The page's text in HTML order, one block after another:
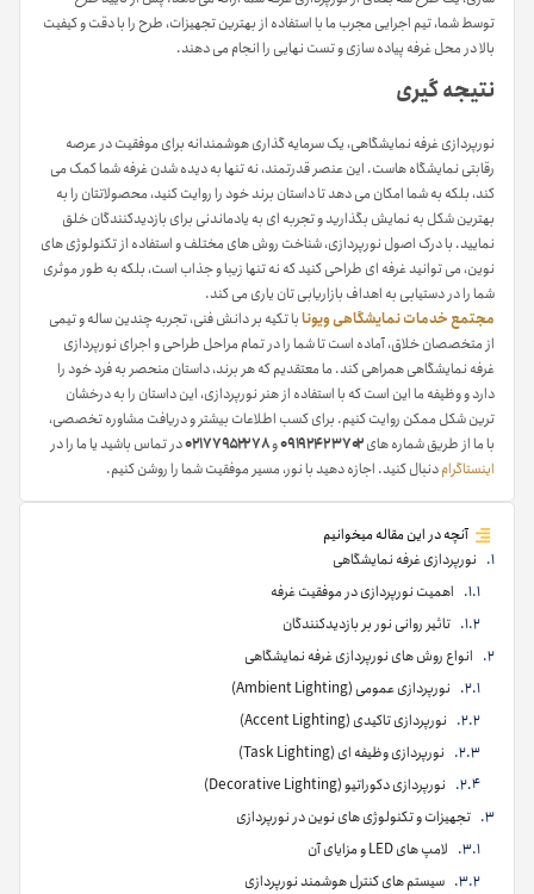
توسط شما، تیم اجرایی مجرب ما با استفاده از بهترین تجهیزات، طرح را با دقت و کیفیت
بالا در محل غرفه پیاده سازی و تست نهایی را انجام می دهند.
نتیجه گیری
نورپردازی غرفه نمایشگاهی، یک سرمایه گذاری هوشمندانه برای موفقیت در عرصه
رقابتی نمایشگاه هاست. این عنصر قدرتمند، نه تنها به دیده شدن غرفه شما کمک می
کند، بلکه به شما امکان می دهد تا داستان برند خود را روایت کنید، محصولاتتان را به
بهترین شکل به نمایش بگذارید و تجربه ای به یادماندنی برای بازدیدکنندگان خلق
نمایید. با درک اصول نورپردازی، شناخت روش های مختلف و استفاده از تکنولوژی های
نوین، می توانید غرفه ای طراحی کنید که نه تنها زیبا و جذاب است، بلکه به طور موثری
شما را در دستیابی به اهداف بازاریابی تان یاری می کند.
مجتمع خدمات نمایشگاهی ویونابا تکیه بر دانش فنی، تجربه چندین ساله و تیمی
از متخصصان خلاق، آماده است تا شما را در تمام مراحل طراحی و اجرای نورپردازی
غرفه نمایشگاهی همراهی کند. ما معتقدیم که هر برند، داستان منحصر به فرد خود را
دارد و وظیفه ما این است که با استفاده از هنر نورپردازی، این داستان را به درخشان
ترین شکل ممکن روایت کنیم. برای کسب اطلاعات بیشتر و دریافت مشاوره تخصصی،
با ما از طریق شماره های۰۹۱۹۲۴۲۳۷۰۲و۰۲۱۷۷۹۵۲۲۷۸در تماس باشید یا ما را در
اینستاگرامدنبال کنید. اجازه دهید با نور، مسیر موفقیت شما را روشن کنیم.
آنچه در این مقاله میخوانیم
نورپردازی غرفه نمایشگاهی
اهمیت نورپردازی در موفقیت غرفه
تاثیر روانی نور بر بازدیدکنندگان
انواع روش های نورپردازی غرفه نمایشگاهی
نورپردازی عمومی (Ambient Lighting)
نورپردازی تاکیدی (Accent Lighting)
نورپردازی وظیفه ای (Task Lighting)
نورپردازی دکوراتیو (Decorative Lighting)
تجهیزات و تکنولوژی های نوین در نورپردازی
لامپ های LED و مزایای آن
سیستم های کنترل هوشمند نورپردازی